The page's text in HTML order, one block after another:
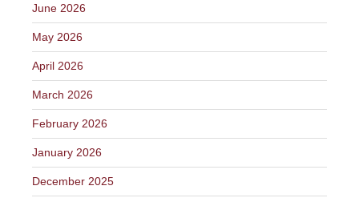
June 2026
May 2026
April 2026
March 2026
February 2026
January 2026
December 2025